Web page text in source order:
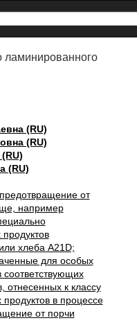
ламинированного
(RU)
(RU)
(RU)
от
например
хлеба A21D;
для особых
отнесенных к классу
в процессе
от порчи